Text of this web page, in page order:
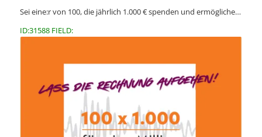
Sei eine:r von 100, die jährlich 1.000 € spenden und ermögliche…
ID:31588 FIELD: